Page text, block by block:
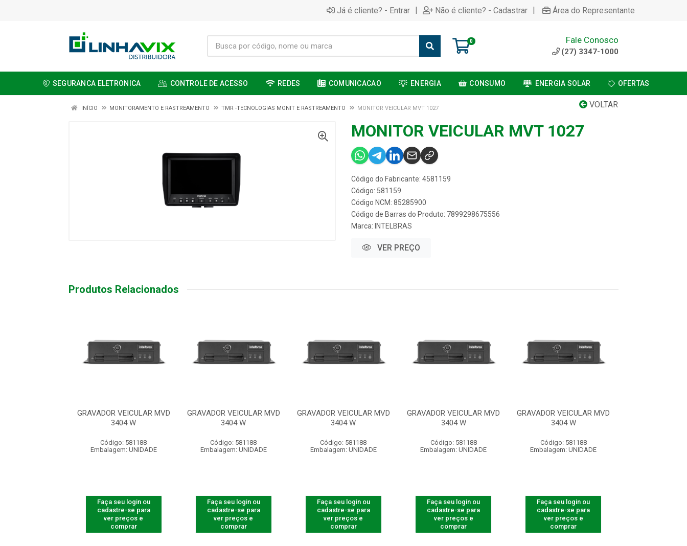
Já é cliente? - Entrar | Não é cliente? - Cadastrar | Área do Representante
0 Fale Conosco
(27) 3347-1000
SEGURANCA ELETRONICA CONTROLE DE ACESSO REDES COMUNICACAO ENERGIA CONSUMO ENERGIA SOLAR OFERTAS
VOLTAR
INÍCIO MONITORAMENTO E RASTREAMENTO TMR -TECNOLOGIAS MONIT E RASTREAMENTO MONITOR VEICULAR MVT 1027
MONITOR VEICULAR MVT 1027
Código do Fabricante: 4581159
Código: 581159
Código NCM: 85285900
Código de Barras do Produto: 7899298675556
Marca: INTELBRAS
VER PREÇO
Produtos Relacionados
GRAVADOR VEICULAR MVD
3404 W
Código: 581188
Embalagem: UNIDADE
Faça seu login ou
cadastre-se para
ver preços e
comprar
GRAVADOR VEICULAR MVD
3404 W
Código: 581188
Embalagem: UNIDADE
Faça seu login ou
cadastre-se para
ver preços e
comprar
GRAVADOR VEICULAR MVD
3404 W
Código: 581188
Embalagem: UNIDADE
Faça seu login ou
cadastre-se para
ver preços e
comprar
GRAVADOR VEICULAR MVD
3404 W
Código: 581188
Embalagem: UNIDADE
Faça seu login ou
cadastre-se para
ver preços e
comprar
GRAVADOR VEICULAR MVD
3404 W
Código: 581188
Embalagem: UNIDADE
Faça seu login ou
cadastre-se para
ver preços e
comprar